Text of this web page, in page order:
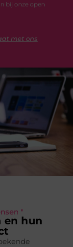
bij onze open
met ons
"
en hun